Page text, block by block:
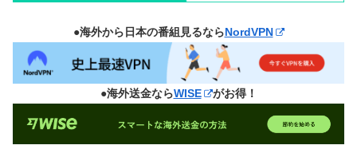
●海外から日本の番組見るならNordVPN
●海外送金ならWISE がお得！